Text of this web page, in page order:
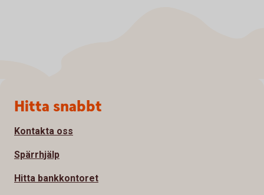
Sidfot
Hitta snabbt
Kontakta oss
Spärrhjälp
Hitta bankkontoret